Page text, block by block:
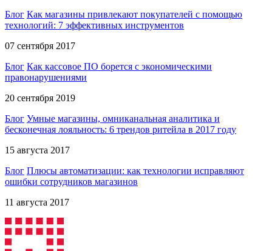
Блог Как магазины привлекают покупателей с помощью
технологий: 7 эффективных инструментов
07 сентября 2017
Блог Как кассовое ПО борется с экономическими
правонарушениями
20 сентября 2019
Блог Умные магазины, омниканальная аналитика и
бесконечная лояльность: 6 трендов ритейла в 2017 году
15 августа 2017
Блог Плюсы автоматизации: как технологии исправляют
ошибки сотрудников магазинов
11 августа 2017